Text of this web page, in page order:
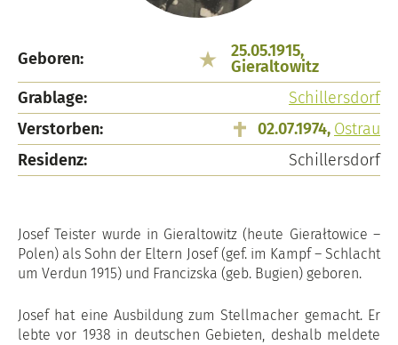
Geboren:
25.05.1915,
Gieraltowitz
Grablage:
Schillersdorf
Verstorben:
02.07.1974, Ostrau
Residenz:
Schillersdorf
Josef Teister wurde in Gieraltowitz (heute Gierałtowice –
Polen) als Sohn der Eltern Josef (gef. im Kampf – Schlacht
um Verdun 1915) und Francizska (geb. Bugien) geboren.
Josef hat eine Ausbildung zum Stellmacher gemacht. Er
lebte vor 1938 in deutschen Gebieten, deshalb meldete